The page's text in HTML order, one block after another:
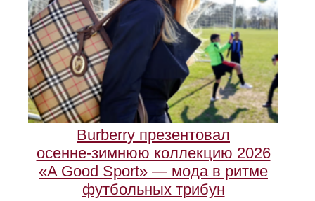
Burberry презентовал
осенне‑зимнюю коллекцию 2026
«A Good Sport» — мода в ритме
футбольных трибун